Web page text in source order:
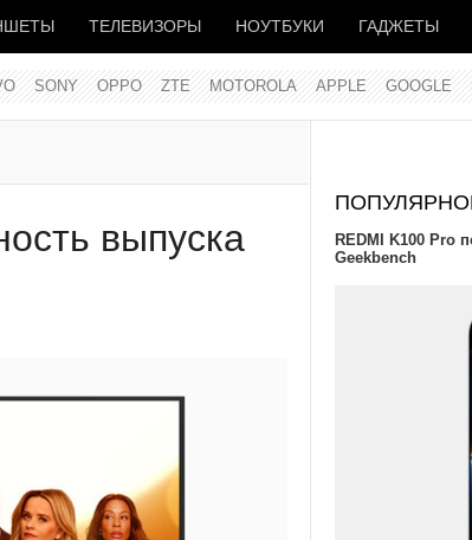
ТЕЛЕВИЗОРЫ НОУТБУКИ ГАДЖЕТЫ
SONY OPPO ZTE MOTOROLA APPLE GOOGLE
выпуска
REDMI K100 Pro
Geekbench